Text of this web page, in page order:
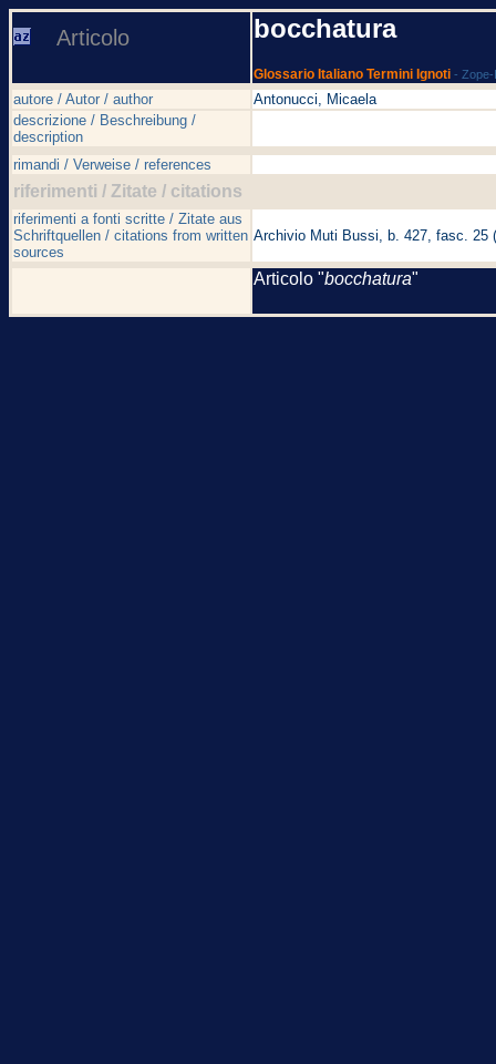
Articolo bocchatura
Glossario Italiano Termini Ignoti -
autore / Autor / author
Antonucci, Micaela
descrizione / Beschreibung /
description
rimandi / Verweise / references
riferimenti / Zitate / citations
riferimenti a fonti scritte / Zitate aus
Schriftquellen / citations from written
sources
Archivio Muti Bussi, b. 427, fasc. 25
Articolo "bocchatura"